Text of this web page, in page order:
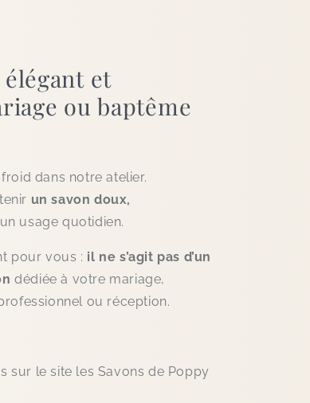
et
ou baptême
dans notre atelier.
un savon doux,
usage quotidien.
pour vous : il ne s’agit pas d’un
dédiée à votre mariage,
ou réception.
sur le site les Savons de Poppy